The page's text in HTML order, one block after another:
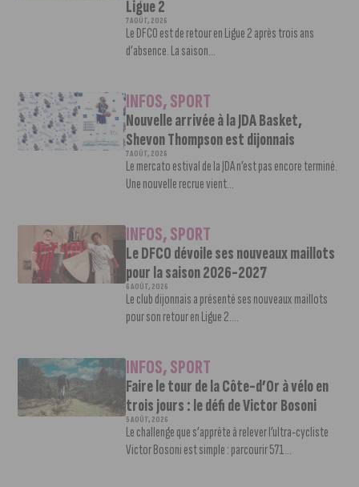
Ligue 2
7 AOÛT, 2026
Le DFCO est de retour en Ligue 2 après trois ans
d’absence. La saison...
INFOS,SPORT
Nouvelle arrivée à la JDA Basket,
Shevon Thompson est dijonnais
7 AOÛT, 2026
Le mercato estival de la JDA n’est pas encore terminé.
Une nouvelle recrue vient...
INFOS,SPORT
Le DFCO dévoile ses nouveaux maillots
pour la saison 2026-2027
6 AOÛT, 2026
Le club dijonnais a présenté ses nouveaux maillots
pour son retour en Ligue 2....
INFOS,SPORT
Faire le tour de la Côte-d’Or à vélo en
trois jours : le défi de Victor Bosoni
5 AOÛT, 2026
Le challenge que s’apprête à relever l’ultra-cycliste
Victor Bosoni est simple : parcourir 571...